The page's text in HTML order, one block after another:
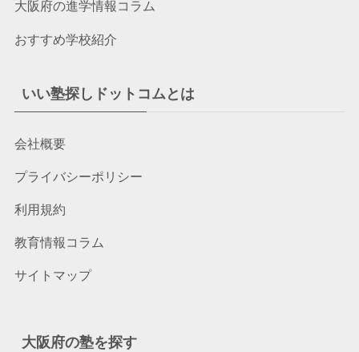
大阪府の進学情報コラム
おすすめ学校紹介
いい塾探しドットコムとは
会社概要
プライバシーポリシー
利用規約
教育情報コラム
サイトマップ
大阪府の塾を探す